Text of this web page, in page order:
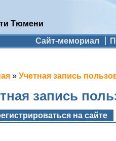
Тюмени
Сайт-мемориал
» Учетная запись
запись
вкладкина сайте